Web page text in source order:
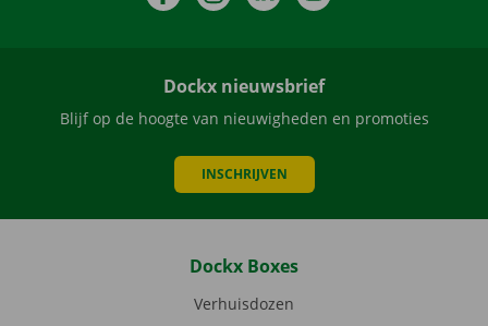
Dockx nieuwsbrief
Blijf op de hoogte van nieuwigheden en promoties
INSCHRIJVEN
Dockx Boxes
Verhuisdozen